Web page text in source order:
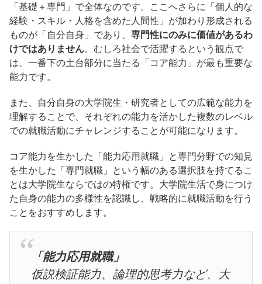
「基礎＋専門」で全体なのです。ここへさらに「個人的な
経験・スキル・人格を含めた人間性」が加わり形成される
ものが「自分自身」であり、 専門性にのみに価値があるわ
けではありません。むしろ社会で活躍するという観点で
は、一番下の土台部分に当たる「コア能力」が最も重要な
能力です。
また、自分自身の大学院生・研究者としての広範な能力を
理解することで、それぞれの能力を活かした複数のレベル
での就職活動にチャレンジすることが可能になります。
コア能力を生かした「能力応用就職」と専門分野での知見
を生かした「専門就職」という幅のある選択肢を持てるこ
とは大学院生ならではの特権です。大学院生活で身につけ
た自身の能力の多様性を認識し、戦略的に就職活動を行う
ことをおすすめします。
「能力応用就職」
仮説検証能力、論理的思考力など、大